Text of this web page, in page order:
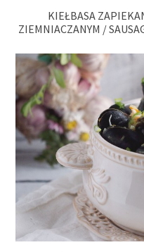
KIEŁBASA
ZIEMNIACZANYM /